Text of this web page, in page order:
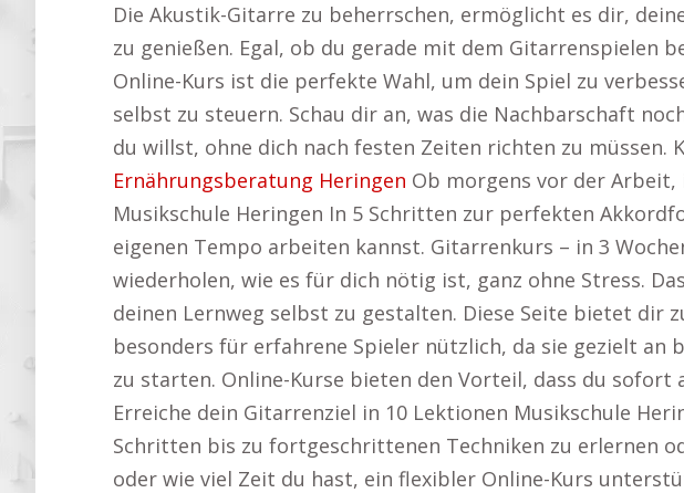
Die Akustik-Gitarre zu beherrschen, ermöglicht es dir,
zu genießen. Egal, ob du gerade mit dem
Online-Kurs ist die perfekte Wahl, um dein Spiel zu
selbst zu steuern. Schau dir an, was die Nachbarschaft
du willst, ohne dich nach festen Zeiten richten zu
Ernährungsberatung Heringen Ob morgens vor der
Musikschule Heringen In 5 Schritten zur perfekten
eigenen Tempo arbeiten kannst. Gitarrenkurs – in 3
wiederholen, wie es für dich nötig ist, ganz ohne Stress.
deinen Lernweg selbst zu gestalten. Diese Seite bietet dir
besonders für erfahrene Spieler nützlich, da sie gezielt an
zu starten. Online-Kurse bieten den Vorteil, dass du
Erreiche dein Gitarrenziel in 10 Lektionen Musikschule
Schritten bis zu fortgeschrittenen Techniken zu erlernen
oder wie viel Zeit du hast, ein flexibler Online-Kurs